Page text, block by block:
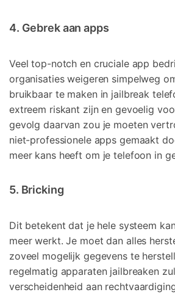
4. Gebrek aan apps
Veel top-notch en cruciale app
organisaties weigeren simpelweg
bruikbaar te maken in jailbreak
extreem riskant zijn en gevoelig
gevolg daarvan zou je moeten
niet-professionele apps gemaakt
meer kans heeft om je telefoon in
5. Bricking
Dit betekent dat je hele systeem
meer werkt. Je moet dan alles
zoveel mogelijk gegevens te
regelmatig apparaten jailbreaken
verscheidenheid aan